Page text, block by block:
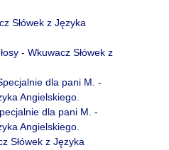
Słówek z Języka
- Wkuwacz Słówek z
dla pani M. -
Angielskiego.
dla pani M. -
Angielskiego.
Słówek z Języka